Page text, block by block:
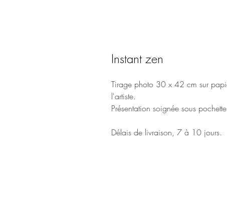
Instant zen
Tirage photo 30 x 42 cm sur
l'artiste.
Présentation soignée sous
Délais de livraison, 7 à 10 jours.